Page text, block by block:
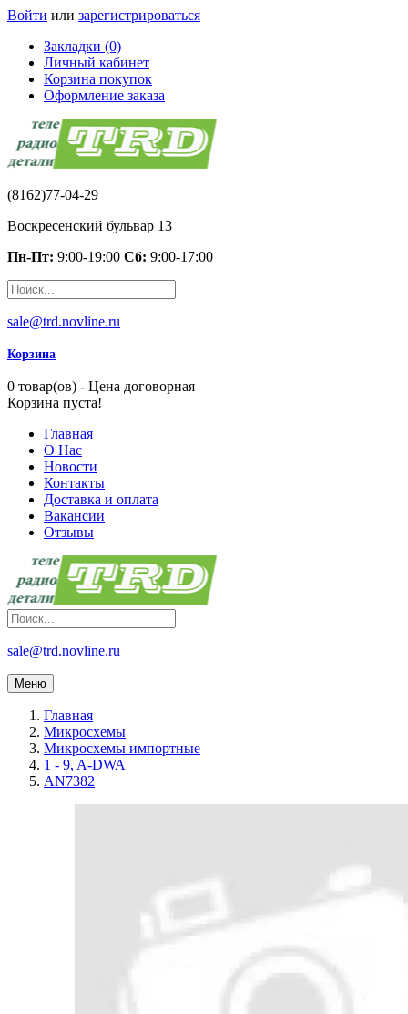
Войти или зарегистрироваться
Закладки (0)
Личный кабинет
Корзина покупок
Оформление заказа
(8162)77-04-29
Воскресенский бульвар 13
Пн-Пт: 9:00-19:00 Сб: 9:00-17:00
sale@trd.novline.ru
Корзина
0 товар(ов) - Цена договорная
Корзина пуста!
Главная
О Нас
Новости
Контакты
Доставка и оплата
Вакансии
Отзывы
sale@trd.novline.ru
Меню
Главная
Микросхемы
Микросхемы импортные
1 - 9, A-DWA
AN7382